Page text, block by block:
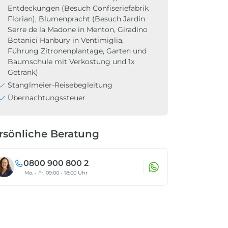
Entdeckungen (Besuch Confiseriefabrik
Florian), Blumenpracht (Besuch Jardin
Serre de la Madone in Menton, Giradino
Botanici Hanbury in Ventimiglia,
Führung Zitronenplantage, Garten und
Baumschule mit Verkostung und 1x
Getränk)
Stanglmeier-Reisebegleitung
Übernachtungssteuer
Beratung
0800 900 800 2
Mo. - Fr. 09:00 - 18:00 Uhr